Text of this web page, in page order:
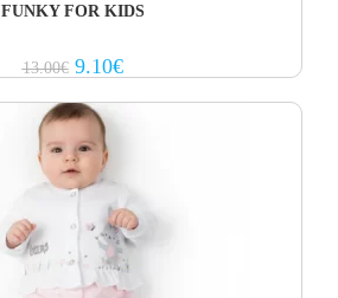
FUNKY FOR KIDS
13.00€ Original
price
13.00€.
9.10€Current
price